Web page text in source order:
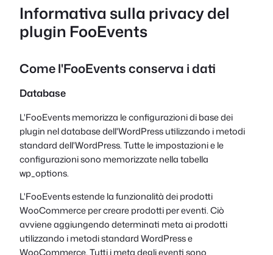
Spanish
Polish
Greek
Informativa sulla privacy del
plugin FooEvents
Come l'FooEvents conserva i dati
Database
L'FooEvents memorizza le configurazioni di base dei
plugin nel database dell'WordPress utilizzando i metodi
standard dell'WordPress. Tutte le impostazioni e le
configurazioni sono memorizzate nella tabella
wp_options.
L'FooEvents estende la funzionalità dei prodotti
WooCommerce per creare prodotti per eventi. Ciò
avviene aggiungendo determinati meta ai prodotti
utilizzando i metodi standard WordPress e
WooCommerce. Tutti i meta degli eventi sono